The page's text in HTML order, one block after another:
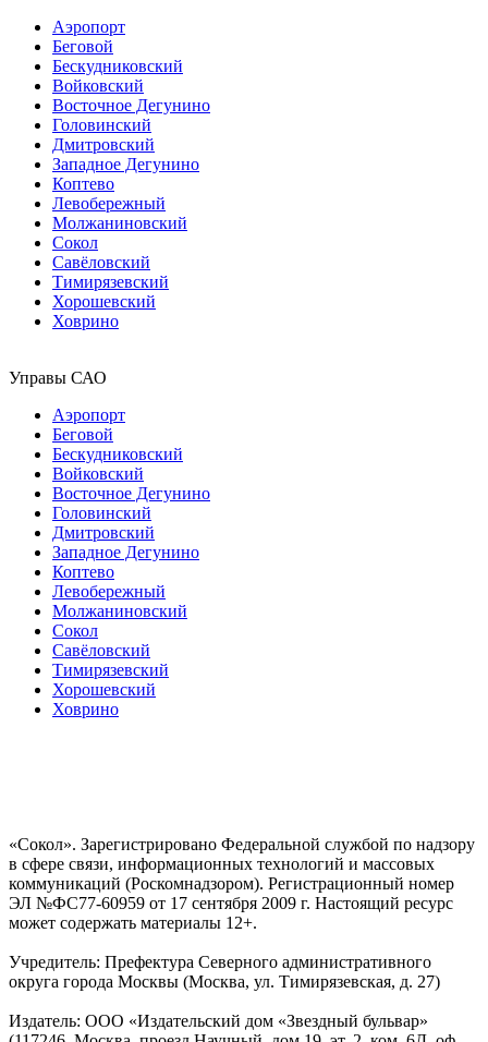
Аэропорт
Беговой
Бескудниковский
Войковский
Восточное Дегунино
Головинский
Дмитровский
Западное Дегунино
Коптево
Левобережный
Молжаниновский
Сокол
Савёловский
Тимирязевский
Хорошевский
Ховрино
Управы САО
Аэропорт
Беговой
Бескудниковский
Войковский
Восточное Дегунино
Головинский
Дмитровский
Западное Дегунино
Коптево
Левобережный
Молжаниновский
Сокол
Савёловский
Тимирязевский
Хорошевский
Ховрино
«Сокол». Зарегистрировано Федеральной службой по надзору
в сфере связи, информационных технологий и массовых
коммуникаций (Роскомнадзором). Регистрационный номер
ЭЛ №ФС77-60959 от 17 сентября 2009 г. Настоящий ресурс
может содержать материалы 12+.
Учредитель: Префектура Северного административного
округа города Москвы (Москва, ул. Тимирязевская, д. 27)
Издатель: ООО «Издательский дом «Звездный бульвар»